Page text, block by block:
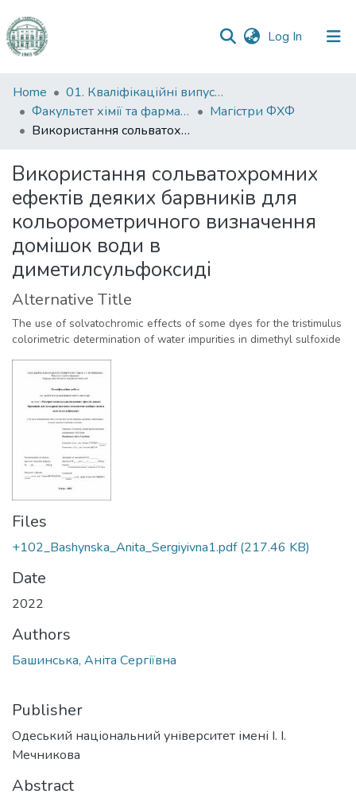
Log In (current)
Communities
&
Collections
Statistics
Home
01. Кваліфікаційні випускні роботи здобувачів вищої освіти
Факультет хімії та фармації
Магістри ФХФ
Використання сольватохромних ефектів деяких барвників для кольорометричного визначення домішок води в диметилсульфоксиді
Використання сольватохромних
ефектів деяких барвників для
кольорометричного визначення
домішок води в
диметилсульфоксиді
Alternative Title
The use of solvatochromic effects of some dyes for the tristimulus
colorimetric determination of water impurities in dimethyl sulfoxide
Files
+102_Bashynska_Anita_Sergiyivna1.pdf(217.46 KB)
Date
2022
Authors
Башинська, Аніта Сергіївна
Publisher
Одеський національний університет імені І. І.
Мечникова
Abstract